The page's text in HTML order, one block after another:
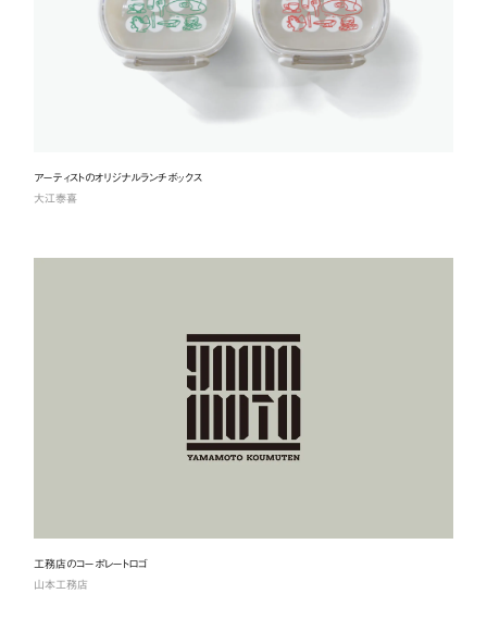
アーティストのオリジナルランチボックス
大江泰喜
工務店のコーポレートロゴ
山本工務店